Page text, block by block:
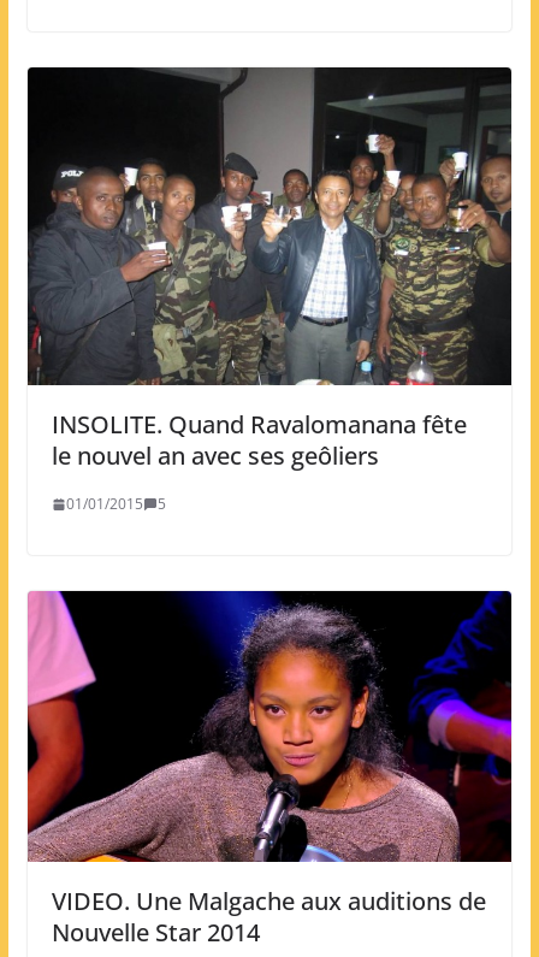
INSOLITE. Quand Ravalomanana fête
le nouvel an avec ses geôliers
01/01/2015 5
VIDEO. Une Malgache aux auditions de
Nouvelle Star 2014